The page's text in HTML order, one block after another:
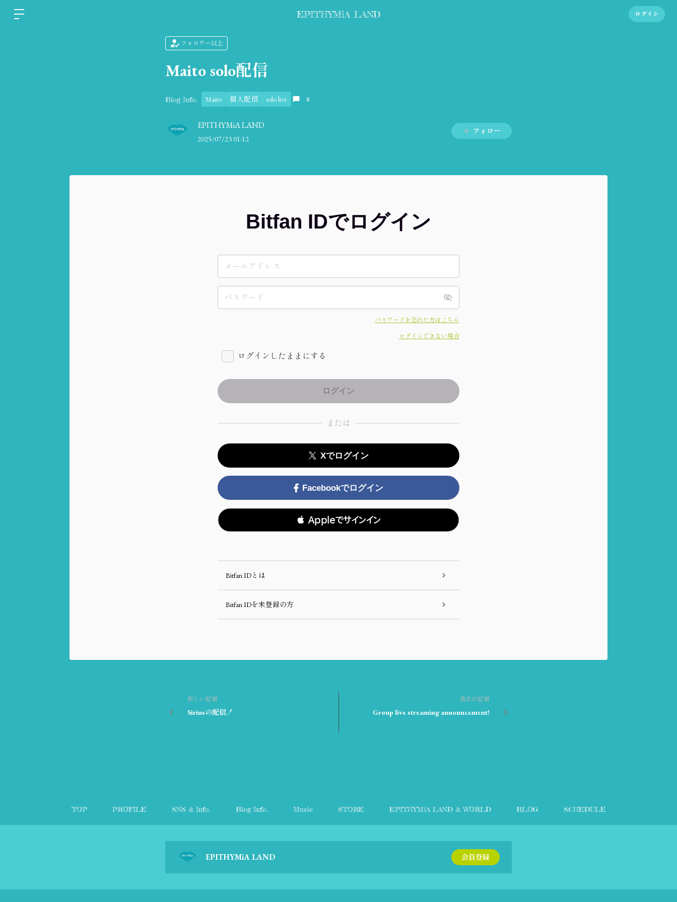
EPITHYMiA LAND ログイン
フォロワー以上
Maito solo配信
Blog Info. Maito 個人配信 solo live 8
EPITHYMiA LAND
2025/07/23 01:12
フォロー
Bitfan IDでログイン
パスワードを忘れた方はこちら
ログインできない場合
ログインしたままにする
または
Xでログイン
Facebookでログイン
 Appleでサインイン
Bitfan IDとは
Bitfan IDを未登録の方
新しい記事
Siriusの配信！
過去の記事
Group live streaming announcement!
TOP PROFILE SNS & Info. Blog Info. Music STORE EPITHYMiA LAND & WORLD BLOG SCHEDULE
EPITHYMiA LAND 会員登録